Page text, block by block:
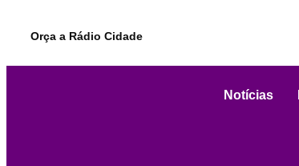
Orça a Rádio Cidade
Notícias